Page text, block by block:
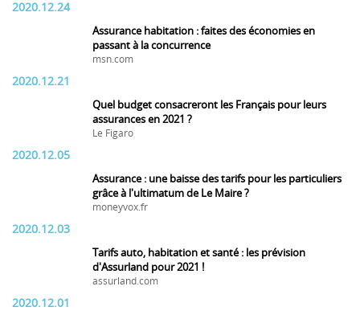
2020.12.24
Assurance habitation : faites des économies en
passant à la concurrence
msn.com
2020.12.21
Quel budget consacreront les Français pour leurs
assurances en 2021 ?
Le Figaro
2020.12.05
Assurance : une baisse des tarifs pour les particuliers
grâce à l'ultimatum de Le Maire ?
moneyvox.fr
2020.12.03
Tarifs auto, habitation et santé : les prévision
d'Assurland pour 2021 !
assurland.com
2020.12.01